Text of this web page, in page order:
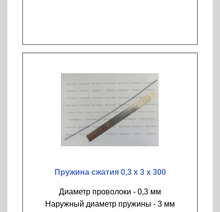
Пружина сжатия 0,3 х 3 х 300
Диаметр проволоки - 0,3 мм
Наружный диаметр пружины - 3 мм